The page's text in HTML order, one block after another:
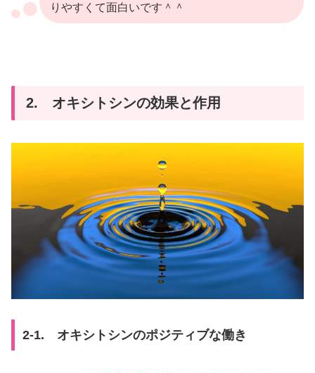
りやすくて面白いです＾＾
2. オキシトシンの効果と作用
2-1. オキシトシンのポジティブな働き